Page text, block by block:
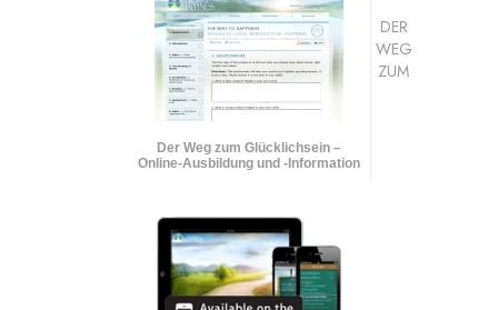
Der Weg zum Glücklichsein –
Online-Ausbildung und -Information
DER
WEG
ZUM